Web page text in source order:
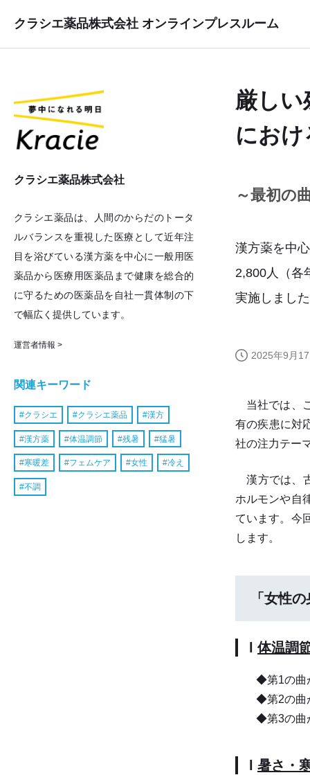
クラシエ薬品株式会社 オンラインプレスルーム
クラシエ薬品株式会社
クラシエ薬品は、人間のからだのトータ
ルバランスを重視した医療として近年注
目を浴びている漢方薬を中心に一般用医
薬品から医療用医薬品まで健康を総合的
に守るための医薬品を自社一貫体制の下
で幅広く提供しています。
運営者情報 >
関連キーワード
クラシエ クラシエ薬品 漢方
漢方薬 体温調節 残暑 猛暑
寒暖差 フェムケア 女性 冷え
不調
厳しい
にお
～最初の
漢方薬を中
2,800人（各
実施しまし
2025年9月
当社では、
有の疾患に対
社の注力テー
漢方では、
ホルモンや自
ています。今
します。
「女性
体温調
◆第1の曲
◆第2の曲
◆第3の曲
暑さ・